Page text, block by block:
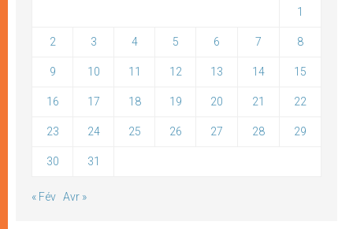
1
2 3 4 5 6 7 8
9 10 11 12 13 14 15
16 17 18 19 20 21 22
23 24 25 26 27 28 29
30 31
« Fév Avr »